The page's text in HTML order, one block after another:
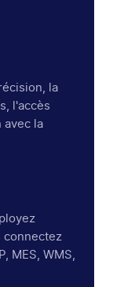
la
l'accès
avec la
connectez
MES, WMS,